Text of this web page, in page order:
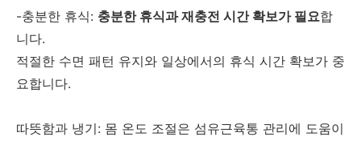
-충분한 휴식: 충분한 휴식과 재충전 시간 확보가 필요합
니다.
적절한 수면 패턴 유지와 일상에서의 휴식 시간 확보가 중
요합니다.
따뜻함과 냉기: 몸 온도 조절은 섬유근육통 관리에 도움이